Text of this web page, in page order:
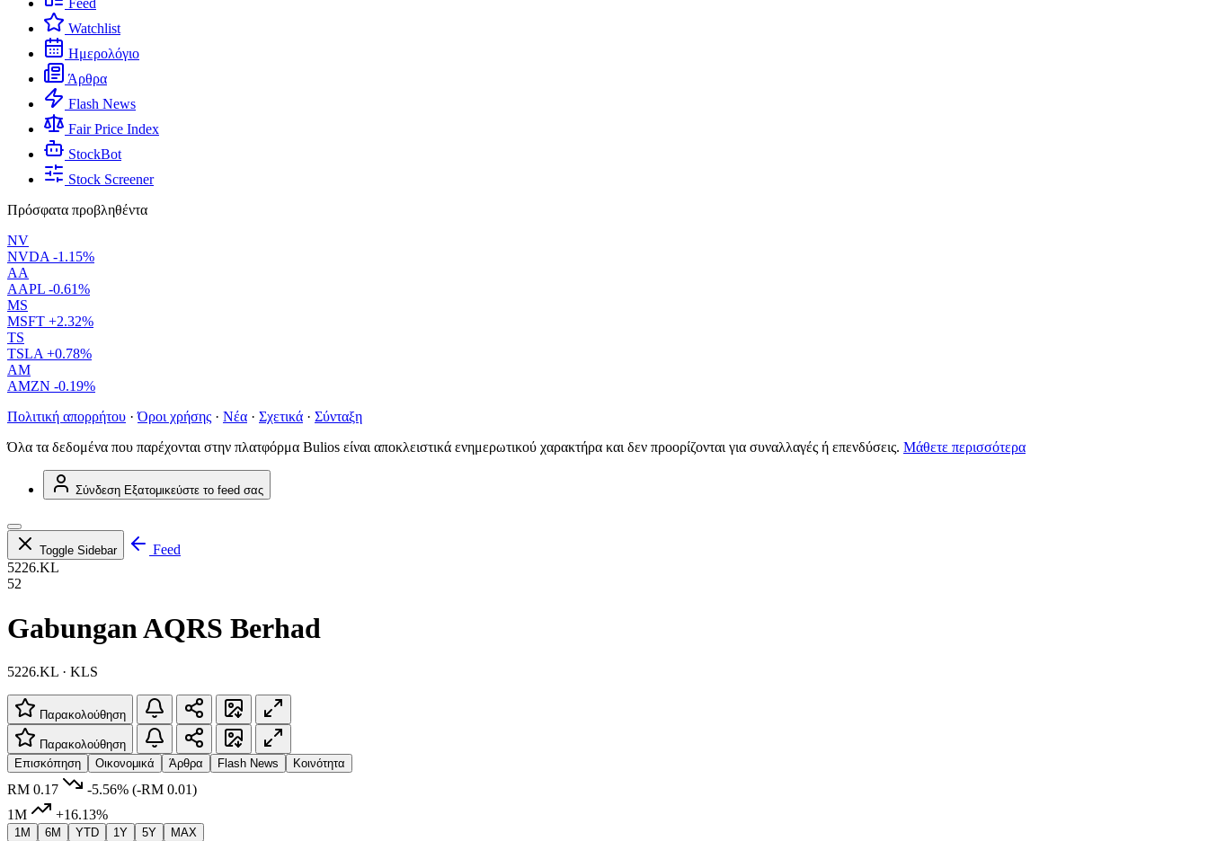
Feed
Watchlist
Ημερολόγιο
Άρθρα
Flash News
Fair Price Index
StockBot
Stock Screener
Πρόσφατα προβληθέντα
NV
NVDA -1.15%
AA
AAPL -0.61%
MS
MSFT +2.32%
TS
TSLA +0.78%
AM
AMZN -0.19%
Πολιτική απορρήτου · Όροι χρήσης · Νέα · Σχετικά · Σύνταξη
Όλα τα δεδομένα που παρέχονται στην πλατφόρμα Bulios είναι αποκλειστικά ενημερωτικού χαρακτήρα και δεν προορίζονται για συναλλαγές ή επενδύσεις. Μάθετε περισσότερα
Σύνδεση Εξατομικεύστε το feed σας
Toggle Sidebar
Feed
5226.KL
52
Gabungan AQRS Berhad
5226.KL · KLS
Παρακολούθηση
Παρακολούθηση
Επισκόπηση
Οικονομικά Άρθρα Flash News Κοινότητα
RM 0.17 -5.56% (-RM 0.01)
1M
+16.13%
1M 6M YTD 1Y 5Y MAX